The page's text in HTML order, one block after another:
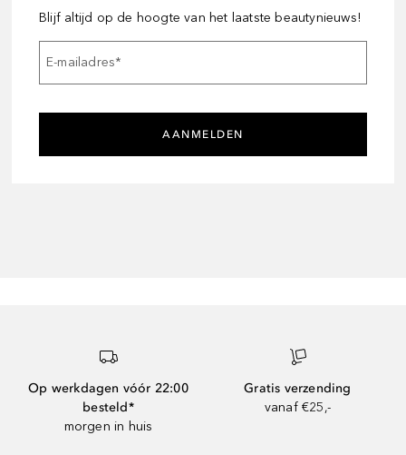
Blijf altijd op de hoogte van het laatste beautynieuws!
E-mailadres*
AANMELDEN
Op werkdagen vóór 22:00
besteld*
morgen in huis
Gratis verzending
vanaf €25,-